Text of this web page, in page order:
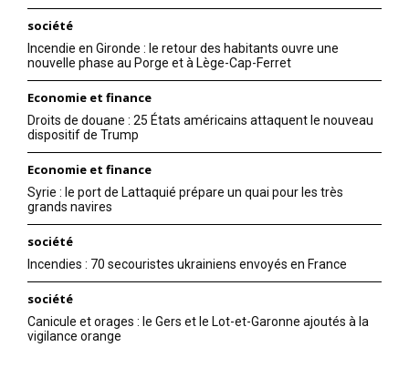
société
Incendie en Gironde : le retour des habitants ouvre une
nouvelle phase au Porge et à Lège-Cap-Ferret
Economie et finance
Droits de douane : 25 États américains attaquent le nouveau
dispositif de Trump
Economie et finance
Syrie : le port de Lattaquié prépare un quai pour les très
grands navires
société
Incendies : 70 secouristes ukrainiens envoyés en France
société
Canicule et orages : le Gers et le Lot-et-Garonne ajoutés à la
vigilance orange